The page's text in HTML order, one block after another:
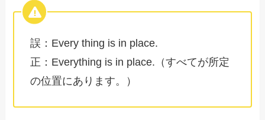
誤：Every thing is in place.
正：Everything is in place.（すべてが所定
の位置にあります。）